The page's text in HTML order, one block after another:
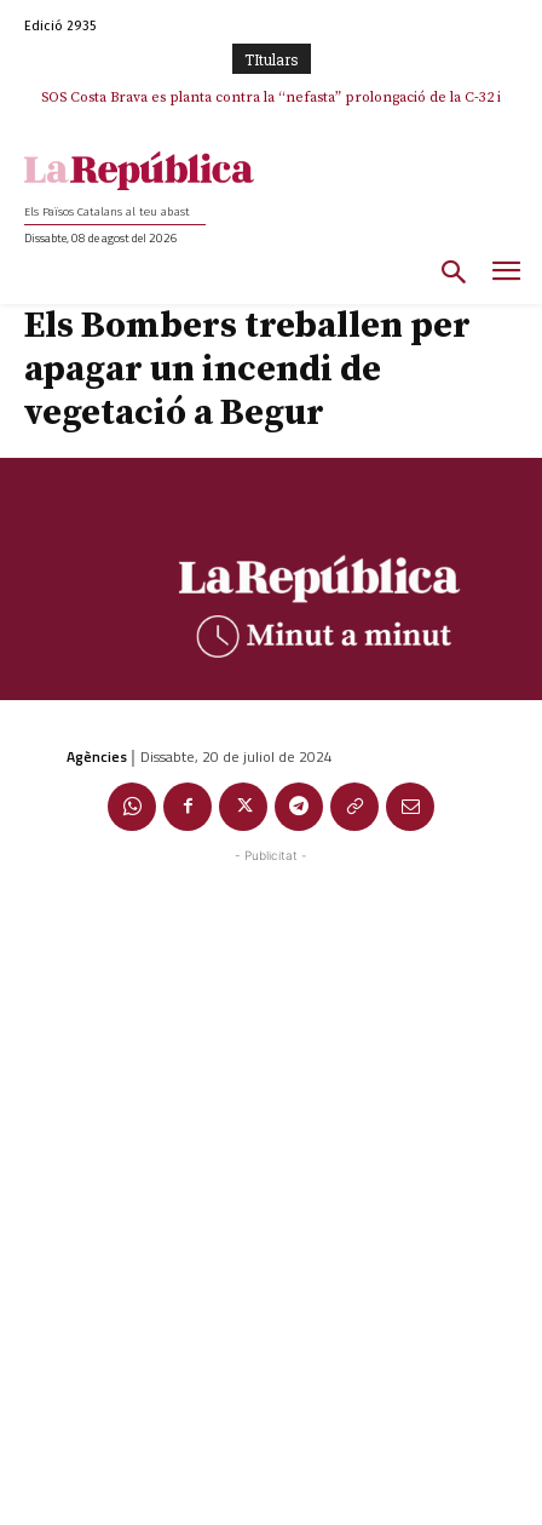
Edició 2935
TItulars
SOS Costa Brava es planta contra la “nefasta” prolongació de la C-32 i
Els Països Catalans al teu abast
Dissabte, 08 de agost del 2026
Els Bombers treballen per
apagar un incendi de
vegetació a Begur
Agències | Dissabte, 20 de juliol de 2024
- Publicitat -